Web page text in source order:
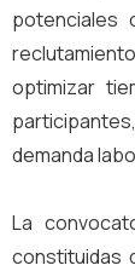
potenciales
optimizar
demanda
La
constituidas